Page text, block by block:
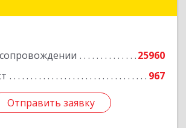
25960
967
Отправить заявку
Отправить заявку